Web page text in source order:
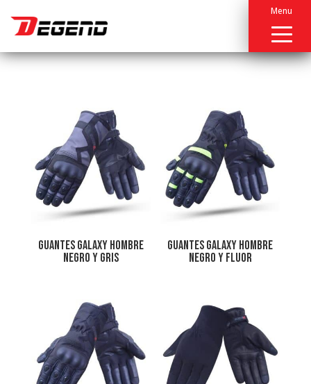
Menu
GUANTES GALAXY HOMBRE
NEGRO Y GRIS
GUANTES GALAXY HOMBRE
NEGRO Y FLUOR